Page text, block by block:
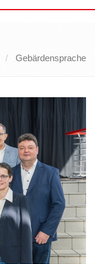
Gebärdensprache